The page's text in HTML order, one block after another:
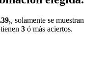
, solamente se muestran
3 ó más aciertos.